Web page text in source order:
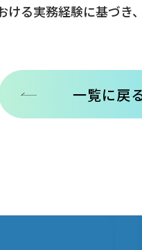
ける実務経験に基づき
一覧に戻